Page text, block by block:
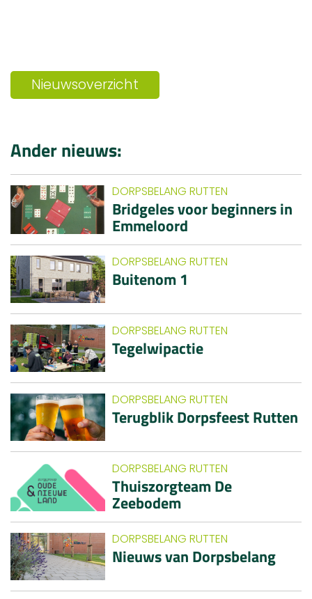
Nieuwsoverzicht
Ander nieuws:
DORPSBELANG RUTTEN
Bridgeles voor beginners in
Emmeloord
DORPSBELANG RUTTEN
Buitenom 1
DORPSBELANG RUTTEN
Tegelwipactie
DORPSBELANG RUTTEN
Terugblik Dorpsfeest Rutten
DORPSBELANG RUTTEN
Thuiszorgteam De
Zeebodem
DORPSBELANG RUTTEN
Nieuws van Dorpsbelang